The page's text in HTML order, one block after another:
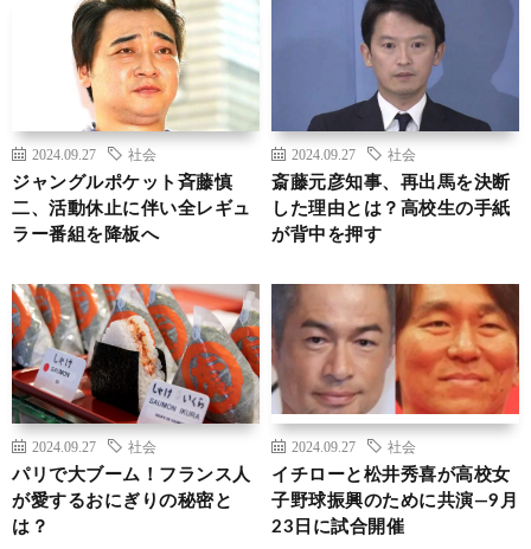
2024.09.27 社会
ジャングルポケット斉藤慎
二、活動休止に伴い全レギュ
ラー番組を降板へ
2024.09.27 社会
斎藤元彦知事、再出馬を決断
した理由とは？高校生の手紙
が背中を押す
2024.09.27 社会
パリで大ブーム！フランス人
が愛するおにぎりの秘密と
は？
2024.09.27 社会
イチローと松井秀喜が高校女
子野球振興のために共演―9月
23日に試合開催